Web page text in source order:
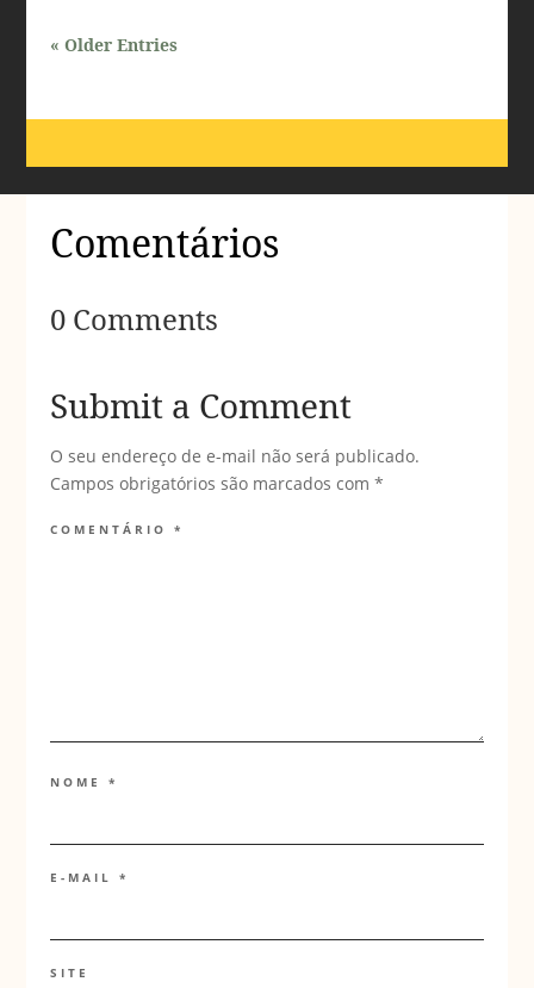
« Older Entries
Comentários
0 Comments
Submit a Comment
O seu endereço de e-mail não será publicado.
Campos obrigatórios são marcados com*
COMENTÁRIO*
NOME*
E-MAIL*
SITE